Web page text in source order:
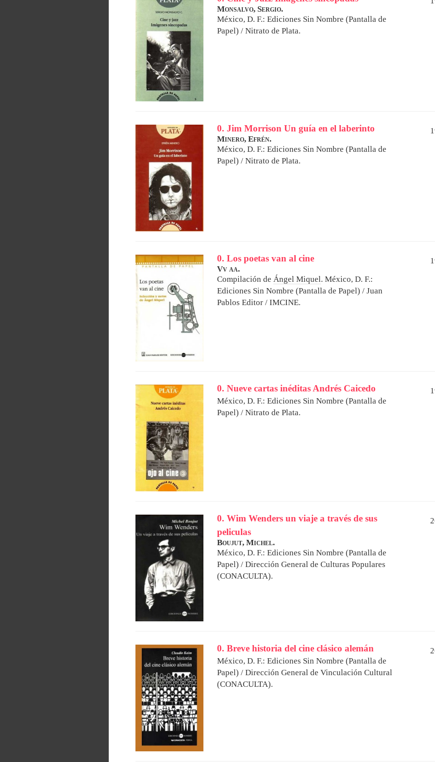
Monsalvo, Sergio.
México, D. F.: Ediciones Sin Nombre (Pantalla de
Papel) / Nitrato de Plata.
0. Jim Morrison Un guía en el laberinto
Minero, Efrén.
México, D. F.: Ediciones Sin Nombre (Pantalla de
Papel) / Nitrato de Plata.
0. Los poetas van al cine
Vv aa.
Compilación deÁngel Miquel.México, D. F.:
Ediciones Sin Nombre (Pantalla de Papel) / Juan
Pablos Editor / IMCINE.
0. Nueve cartas inéditas Andrés Caicedo
México, D. F.: Ediciones Sin Nombre (Pantalla de
Papel) / Nitrato de Plata.
0. Wim Wenders un viaje a través de sus
peliculas
Boujut, Michel.
México, D. F.: Ediciones Sin Nombre (Pantalla de
Papel) / Dirección General de Culturas Populares
(CONACULTA).
0. Breve historia del cine clásico alemán
México, D. F.: Ediciones Sin Nombre (Pantalla de
Papel) / Dirección General de Vinculación Cultural
(CONACULTA).